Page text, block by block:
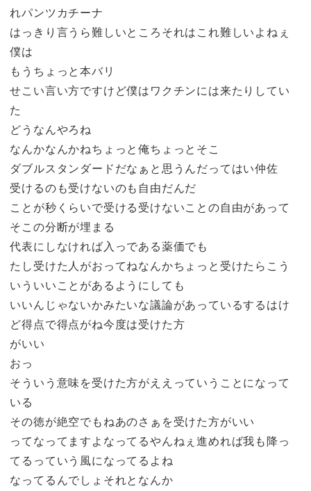
れパンツカチーナ
はっきり言うら難しいところそれはこれ難しいよねぇ
僕は
もうちょっと本バリ
せこい言い方ですけど僕はワクチンには来たりしてい
た
どうなんやろね
なんかなんかねちょっと俺ちょっとそこ
ダブルスタンダードだなぁと思うんだってはい仲佐
受けるのも受けないのも自由だんだ
ことが秒くらいで受ける受けないことの自由があって
そこの分断が埋まる
代表にしなければ入っである薬価でも
たし受けた人がおってねなんかちょっと受けたらこう
いういいことがあるようにしても
いいんじゃないかみたいな議論があっているするはけ
ど得点で得点がね今度は受けた方
がいい
おっ
そういう意味を受けた方がええっていうことになって
いる
その徳が絶空でもねあのさぁを受けた方がいい
ってなってますよなってるやんねぇ進めれば我も降っ
てるっていう風になってるよね
なってるんでしょそれとなんか